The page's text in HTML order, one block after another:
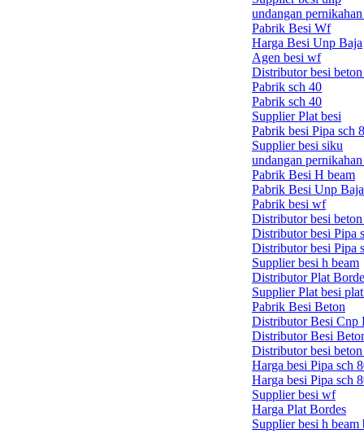
undangan
Pabrik Besi Wf
Harga Besi Unp Baja
Agen besi wf
Distributor besi
Pabrik sch 40
Pabrik sch 40
Supplier Plat besi
Pabrik besi Pipa sch
Supplier besi siku
undangan
Pabrik Besi H beam
Pabrik Besi Unp Baja
Pabrik besi wf
Distributor besi
Distributor besi Pipa
Distributor besi Pipa
Supplier besi h beam
Distributor Plat
Supplier Plat besi
Pabrik Besi Beton
Distributor Besi Cnp
Distributor Besi
Distributor besi
Harga besi Pipa sch
Harga besi Pipa sch
Supplier besi wf
Harga Plat Bordes
Supplier besi h beam